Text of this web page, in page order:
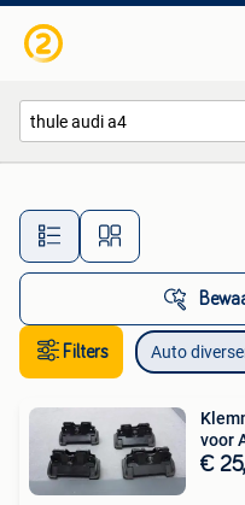
Alle
Filters Auto
voor
€